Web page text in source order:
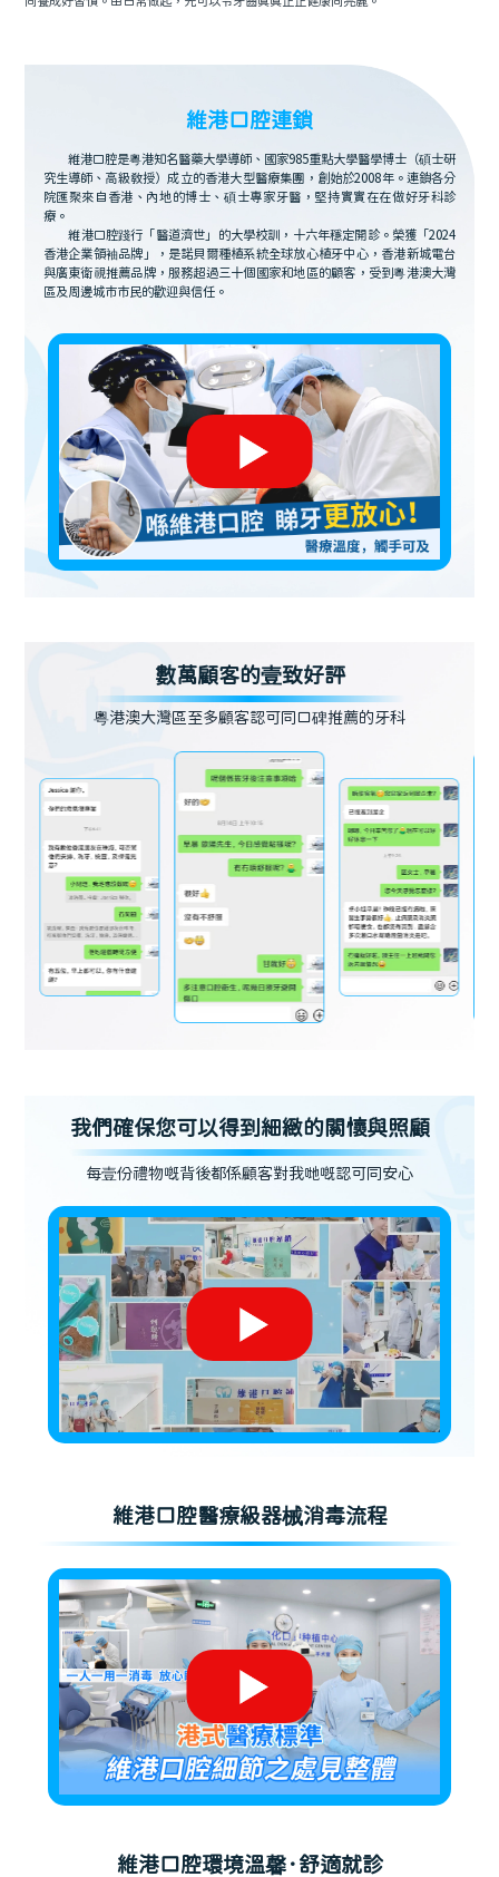
維港口腔連鎖
維港口腔是粵港知名醫藥大學導師、國家985重點大學醫學博士（碩士研
究生導師、高級教授）成立的香港大型醫療集團，創始於2008年。連鎖各分
院匯聚來自香港、內地的博士、碩士專家牙醫，堅持實實在在做好牙科診
療。
維港口腔踐行「醫道濟世」的大學校訓，十六年穩定開診。榮獲「2024
香港企業領袖品牌」，是諾貝爾種植系統全球放心植牙中心，香港新城電台
與廣東衛視推薦品牌，服務超過三十個國家和地區的顧客，受到粵港澳大灣
區及周邊城市市民的歡迎與信任。
數萬顧客的壹致好評
粵港澳大灣區至多顧客認可同口碑推薦的牙科
我們確保您可以得到細緻的關懷與照顧
每壹份禮物嘅背後都係顧客對我哋嘅認可同安心
維港口腔醫療級器械消毒流程
維港口腔環境溫馨·舒適就診